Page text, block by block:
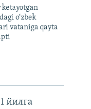
ketayotgan
o‘zbek
vataniga qayta
йилга